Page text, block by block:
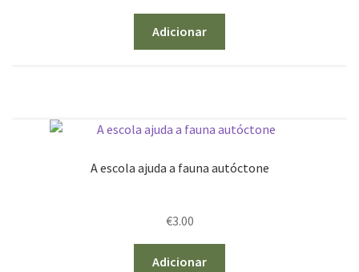
Adicionar
A escola ajuda a fauna autóctone
€3.00
Adicionar